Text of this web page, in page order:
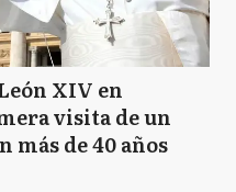
XIV en
visita de un
más de 40 años